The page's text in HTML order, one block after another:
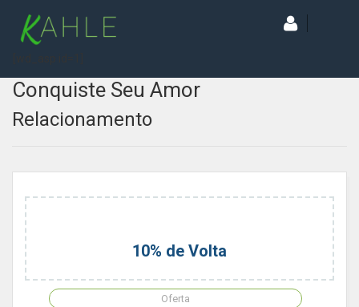
Conquiste Seu Amor
Relacionamento
10% de Volta
Oferta